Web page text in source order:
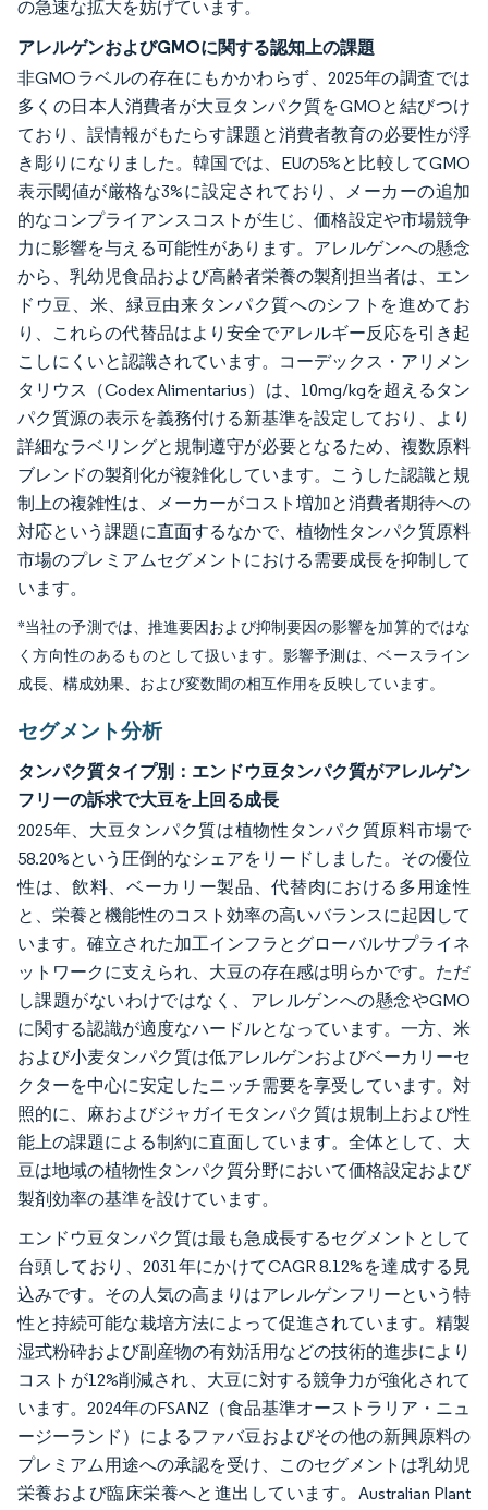
の急速な拡大を妨げています。
アレルゲンおよびGMOに関する認知上の課題
非GMOラベルの存在にもかかわらず、2025年の調査では
多くの日本人消費者が大豆タンパク質をGMOと結びつけ
ており、誤情報がもたらす課題と消費者教育の必要性が浮
き彫りになりました。韓国では、EUの5%と比較してGMO
表示閾値が厳格な3%に設定されており、メーカーの追加
的なコンプライアンスコストが生じ、価格設定や市場競争
力に影響を与える可能性があります。アレルゲンへの懸念
から、乳幼児食品および高齢者栄養の製剤担当者は、エン
ドウ豆、米、緑豆由来タンパク質へのシフトを進めてお
り、これらの代替品はより安全でアレルギー反応を引き起
こしにくいと認識されています。コーデックス・アリメン
タリウス（Codex Alimentarius）は、10mg/kgを超えるタン
パク質源の表示を義務付ける新基準を設定しており、より
詳細なラベリングと規制遵守が必要となるため、複数原料
ブレンドの製剤化が複雑化しています。こうした認識と規
制上の複雑性は、メーカーがコスト増加と消費者期待への
対応という課題に直面するなかで、植物性タンパク質原料
市場のプレミアムセグメントにおける需要成長を抑制して
います。
*当社の予測では、推進要因および抑制要因の影響を加算的ではな
く方向性のあるものとして扱います。影響予測は、ベースライン
成長、構成効果、および変数間の相互作用を反映しています。
セグメント分析
タンパク質タイプ別：エンドウ豆タンパク質がアレルゲン
フリーの訴求で大豆を上回る成長
2025年、大豆タンパク質は植物性タンパク質原料市場で
58.20%という圧倒的なシェアをリードしました。その優位
性は、飲料、ベーカリー製品、代替肉における多用途性
と、栄養と機能性のコスト効率の高いバランスに起因して
います。確立された加工インフラとグローバルサプライネ
ットワークに支えられ、大豆の存在感は明らかです。ただ
し課題がないわけではなく、アレルゲンへの懸念やGMO
に関する認識が適度なハードルとなっています。一方、米
および小麦タンパク質は低アレルゲンおよびベーカリーセ
クターを中心に安定したニッチ需要を享受しています。対
照的に、麻およびジャガイモタンパク質は規制上および性
能上の課題による制約に直面しています。全体として、大
豆は地域の植物性タンパク質分野において価格設定および
製剤効率の基準を設けています。
エンドウ豆タンパク質は最も急成長するセグメントとして
台頭しており、2031年にかけてCAGR 8.12%を達成する見
込みです。その人気の高まりはアレルゲンフリーという特
性と持続可能な栽培方法によって促進されています。精製
湿式粉砕および副産物の有効活用などの技術的進歩により
コストが12%削減され、大豆に対する競争力が強化されて
います。2024年のFSANZ（食品基準オーストラリア・ニュ
ージーランド）によるファバ豆およびその他の新興原料の
プレミアム用途への承認を受け、このセグメントは乳幼児
栄養および臨床栄養へと進出しています。Australian Plant